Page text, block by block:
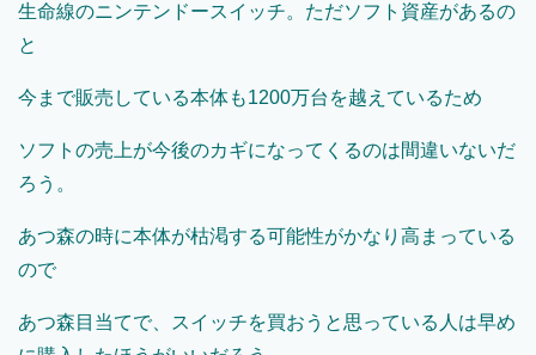
生命線のニンテンドースイッチ。ただソフト資産があるの
と
今まで販売している本体も1200万台を越えているため
ソフトの売上が今後のカギになってくるのは間違いないだ
ろう。
あつ森の時に本体が枯渇する可能性がかなり高まっている
ので
あつ森目当てで、スイッチを買おうと思っている人は早め